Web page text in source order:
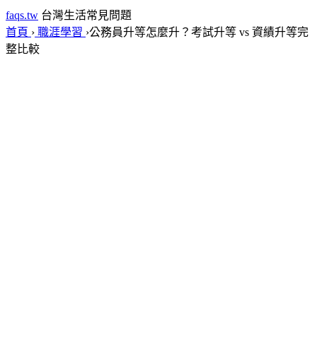
faqs.tw 台灣生活常見問題
首頁 › 職涯學習 ›公務員升等怎麼升？考試升等 vs 資績升等完
整比較